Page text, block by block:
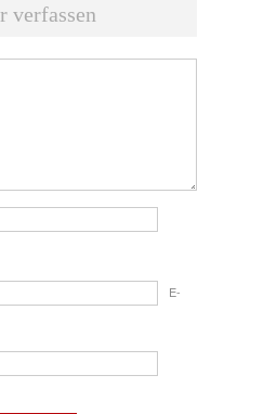
verfassen
E-